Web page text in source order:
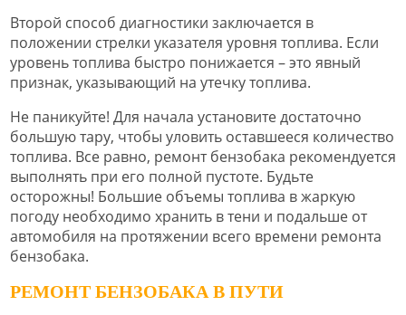
Второй способ диагностики заключается в
положении стрелки указателя уровня топлива. Если
уровень топлива быстро понижается – это явный
признак, указывающий на утечку топлива.
Не паникуйте! Для начала установите достаточно
большую тару, чтобы уловить оставшееся количество
топлива. Все равно, ремонт бензобака рекомендуется
выполнять при его полной пустоте. Будьте
осторожны! Большие объемы топлива в жаркую
погоду необходимо хранить в тени и подальше от
автомобиля на протяжении всего времени ремонта
бензобака.
РЕМОНТ БЕНЗОБАКА В ПУТИ